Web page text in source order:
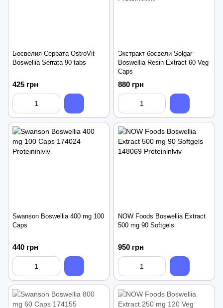
Босвелия Серрата OstroVit
Boswellia Serrata 90 tabs
425 грн
Экстракт босвели Solgar
Boswellia Resin Extract 60 Veg
Caps
880 грн
Swanson Boswellia 400 mg 100
Caps
440 грн
NOW Foods Boswellia Extract
500 mg 90 Softgels
950 грн